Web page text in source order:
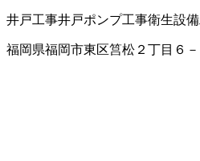
井戸工事井戸ポンプ工事衛生設
福岡県福岡市東区筥松２丁目６－